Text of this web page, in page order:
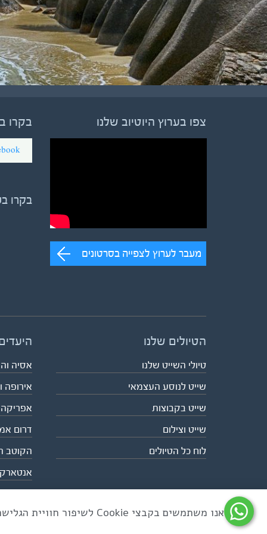
צפו בערוץ היוטיוב שלנו
מעבר לערוץ לצפייה בסרטונים
בקרו
בקרו
הטיולים שלנו
טיולי השייט שלנו
שייט לנוסע העצמאי
שייט בקבוצות
שייט וצילום
לוח כל הטיולים
אסיה
אירופה
אפריקה
דרום
הקוטב
כל הזכויות שמורות לאקו טיולי שטח | טלפון 03-6879090 | פקס 03-6879099 |
אנו משתמשים בקבצי Cookie לשיפור חוויית הגלישה ולניתוח שימוש באתר